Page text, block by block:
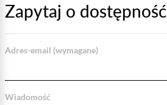
Zapytaj o dostępność
Adres-email (wymagane)
Wiadomość